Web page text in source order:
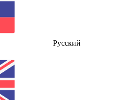
Русский